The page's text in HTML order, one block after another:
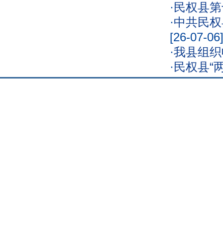
·民权县
·中共民
[26-07-06]
·我县组
·民权县“